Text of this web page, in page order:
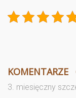
KOMENTARZE
3. miesięczny